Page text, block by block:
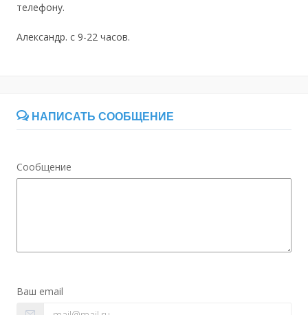
телефону.
Александр. с 9-22 часов.
НАПИСАТЬ СООБЩЕНИЕ
Сообщение
Ваш email